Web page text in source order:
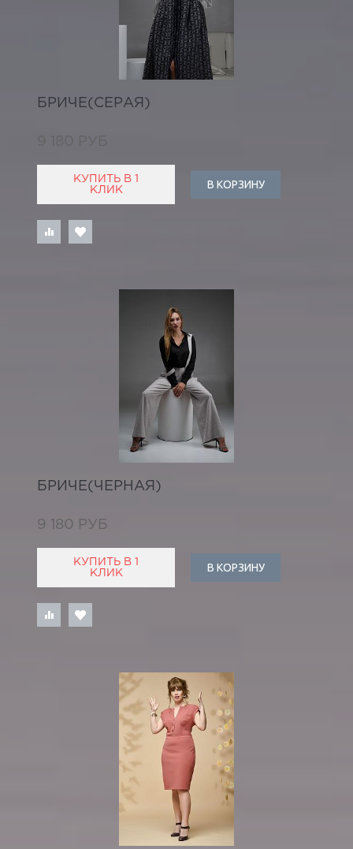
БРИЧЕ(СЕРАЯ)
9 180 РУБ
КУПИТЬ В 1
КЛИК
В КОРЗИНУ
БРИЧЕ(ЧЕРНАЯ)
9 180 РУБ
КУПИТЬ В 1
КЛИК
В КОРЗИНУ